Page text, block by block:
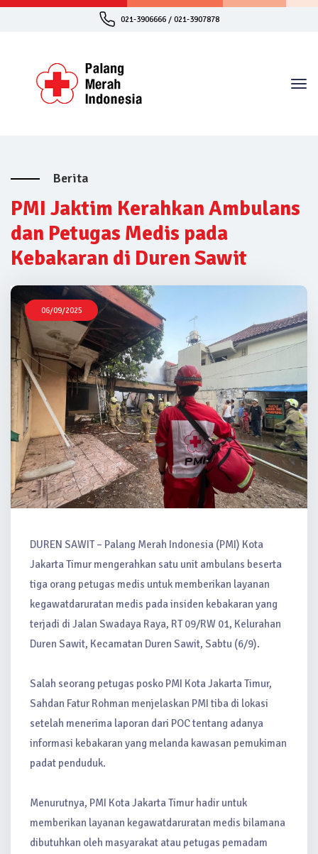
021-3906666 / 021-3907878
Berita
PMI Jaktim Kerahkan Ambulans
dan Petugas Medis pada
Kebakaran di Duren Sawit
06/09/2025
DUREN SAWIT – Palang Merah Indonesia (PMI) Kota
Jakarta Timur mengerahkan satu unit ambulans beserta
tiga orang petugas medis untuk memberikan layanan
kegawatdaruratan medis pada insiden kebakaran yang
terjadi di Jalan Swadaya Raya, RT 09/RW 01, Kelurahan
Duren Sawit, Kecamatan Duren Sawit, Sabtu (6/9).
Salah seorang petugas posko PMI Kota Jakarta Timur,
Sahdan Fatur Rohman menjelaskan PMI tiba di lokasi
setelah menerima laporan dari POC tentang adanya
informasi kebakaran yang melanda kawasan pemukiman
padat penduduk.
Menurutnya, PMI Kota Jakarta Timur hadir untuk
memberikan layanan kegawatdaruratan medis bilamana
dibutuhkan oleh masyarakat atau petugas pemadam